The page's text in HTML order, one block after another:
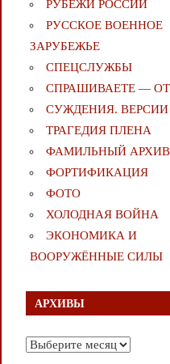
РУБЕЖИ РОССИИ
РУССКОЕ ВОЕННОЕ
ЗАРУБЕЖЬЕ
СПЕЦСЛУЖБЫ
СПРАШИВАЕТЕ —
СУЖДЕНИЯ. ВЕРСИИ
ТРАГЕДИЯ ПЛЕНА
ФАМИЛЬНЫЙ АРХИВ
ФОРТИФИКАЦИЯ
ФОТО
ХОЛОДНАЯ ВОЙНА
ЭКОНОМИКА И
ВООРУЖЁННЫЕ СИЛЫ
АРХИВЫ
Архивы